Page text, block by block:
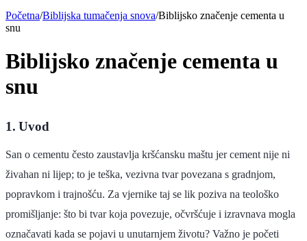
Početna/Biblijska tumačenja snova/Biblijsko značenje cementa u
snu
Biblijsko značenje cementa u
snu
1. Uvod
San o cementu često zaustavlja kršćansku maštu jer cement nije ni
živahan ni lijep; to je teška, vezivna tvar povezana s gradnjom,
popravkom i trajnošću. Za vjernike taj se lik poziva na teološko
promišljanje: što bi tvar koja povezuje, očvršćuje i izravnava mogla
označavati kada se pojavi u unutarnjem životu? Važno je početi